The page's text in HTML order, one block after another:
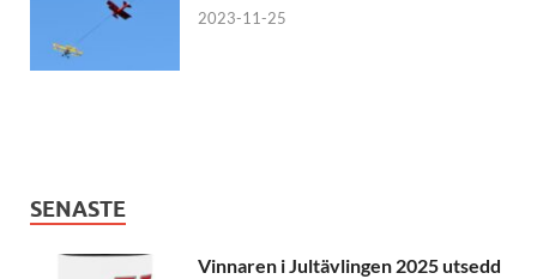
2023-11-25
SENASTE
Vinnaren i Jultävlingen 2025 utsedd